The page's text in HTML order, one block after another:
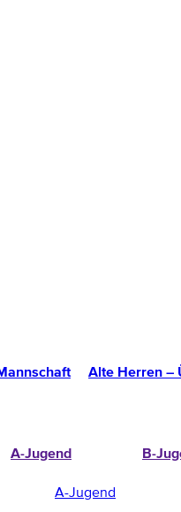
Alte Herren –
A-Jugend
A-Jugend
B-